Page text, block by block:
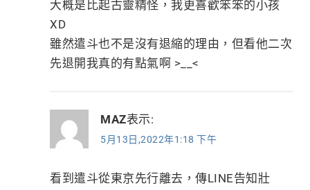
大概是比起古靈精怪，我更喜歡笨笨的小孩
XD
雖然遣斗也不是沒有退縮的理由，但看他二次
先退開我真的有點氣啊 >__<
MAZ表示:
5月13日,2022年1:18 下午
看到遣斗從東京先行離去，傳LINE告知壯